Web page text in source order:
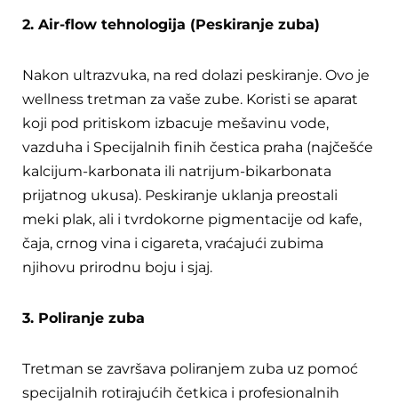
2. Air-flow tehnologija (Peskiranje zuba)
Nakon ultrazvuka, na red dolazi peskiranje. Ovo je
wellness tretman za vaše zube. Koristi se aparat
koji pod pritiskom izbacuje mešavinu vode,
vazduha i Specijalnih finih čestica praha (najčešće
kalcijum-karbonata ili natrijum-bikarbonata
prijatnog ukusa). Peskiranje uklanja preostali
meki plak, ali i tvrdokorne pigmentacije od kafe,
čaja, crnog vina i cigareta, vraćajući zubima
njihovu prirodnu boju i sjaj.
3. Poliranje zuba
Tretman se završava poliranjem zuba uz pomoć
specijalnih rotirajućih četkica i profesionalnih